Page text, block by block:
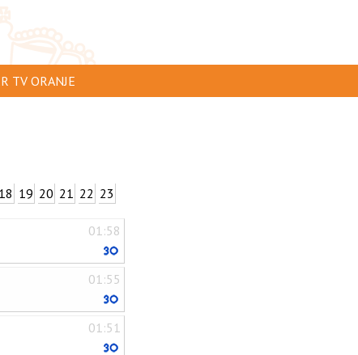
TV ORANJE
18 19 20 21 22 23
01:58
01:55
01:51